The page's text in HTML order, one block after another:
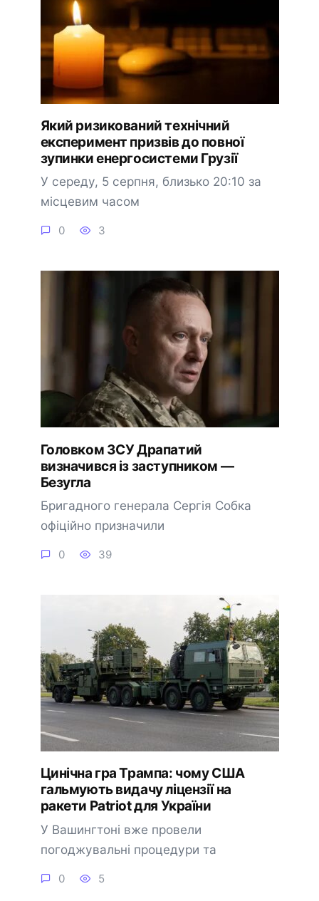
Який ризикований технічний
експеримент призвів до повної
зупинки енергосистеми Грузії
У середу, 5 серпня, близько 20:10 за
місцевим часом
0 3
Головком ЗСУ Драпатий
визначився із заступником —
Безугла
Бригадного генерала Сергія Собка
офіційно призначили
0 39
Цинічна гра Трампа: чому США
гальмують видачу ліцензії на
ракети Patriot для України
У Вашингтоні вже провели
погоджувальні процедури та
0 5